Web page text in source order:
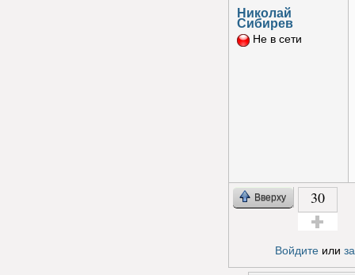
Николай
Сибирев
Не в сети
Вверху 30
Войдитеили